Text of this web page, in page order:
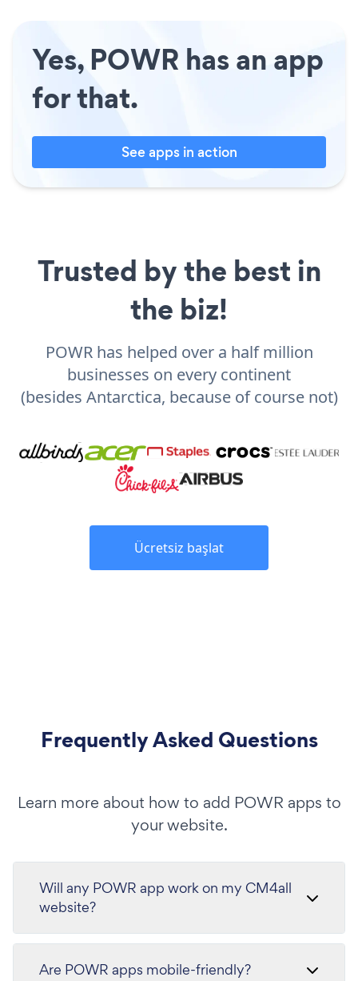
Yes, POWR has an app
for that.
See apps in action
Trusted by the best in
the biz!
POWR has helped over a half million
businesses on every continent
(besides Antarctica, because of course not)
Ücretsiz başlat
Frequently Asked Questions
Learn more about how to add POWR apps to
your website.
Will any POWR app work on my CM4all
website?
Are POWR apps mobile-friendly?